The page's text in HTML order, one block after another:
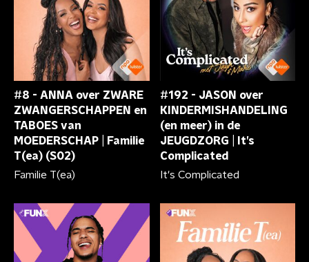
#8 - ANNA over ZWARE
ZWANGERSCHAPPEN en
TABOES van
MOEDERSCHAP | Familie
T(ea) (S02)
Familie T(ea)
#192 - JASON over
KINDERMISHANDELING
(en meer) in de
JEUGDZORG | It’s
Complicated
It's Complicated